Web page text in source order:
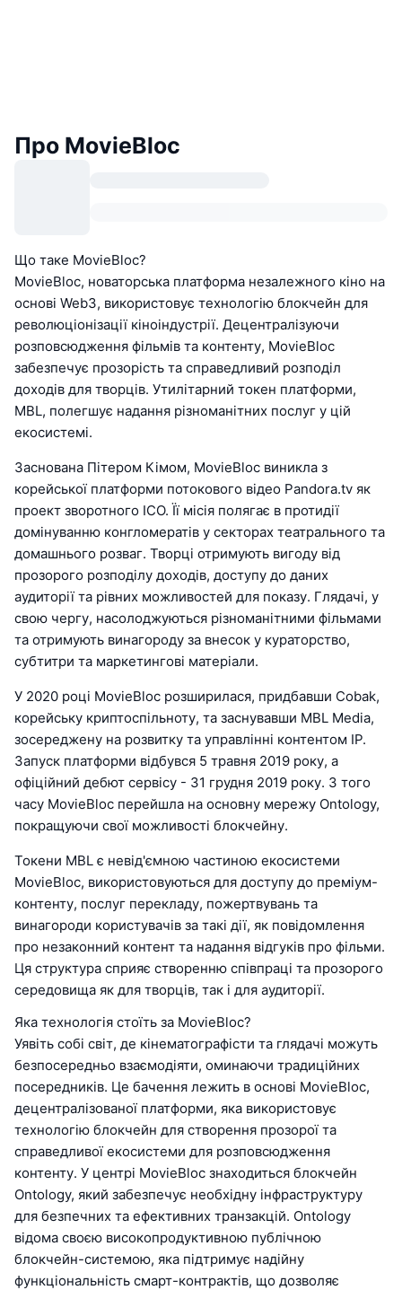
Про MovieBloc
Що таке MovieBloc?
MovieBloc, новаторська платформа незалежного кіно на
основі Web3, використовує технологію блокчейн для
революціонізації кіноіндустрії. Децентралізуючи
розповсюдження фільмів та контенту, MovieBloc
забезпечує прозорість та справедливий розподіл
доходів для творців. Утилітарний токен платформи,
MBL, полегшує надання різноманітних послуг у цій
екосистемі.
Заснована Пітером Кімом, MovieBloc виникла з
корейської платформи потокового відео Pandora.tv як
проект зворотного ICO. Її місія полягає в протидії
домінуванню конгломератів у секторах театрального та
домашнього розваг. Творці отримують вигоду від
прозорого розподілу доходів, доступу до даних
аудиторії та рівних можливостей для показу. Глядачі, у
свою чергу, насолоджуються різноманітними фільмами
та отримують винагороду за внесок у кураторство,
субтитри та маркетингові матеріали.
У 2020 році MovieBloc розширилася, придбавши Cobak,
корейську криптоспільноту, та заснувавши MBL Media,
зосереджену на розвитку та управлінні контентом IP.
Запуск платформи відбувся 5 травня 2019 року, а
офіційний дебют сервісу - 31 грудня 2019 року. З того
часу MovieBloc перейшла на основну мережу Ontology,
покращуючи свої можливості блокчейну.
Токени MBL є невід'ємною частиною екосистеми
MovieBloc, використовуються для доступу до преміум-
контенту, послуг перекладу, пожертвувань та
винагороди користувачів за такі дії, як повідомлення
про незаконний контент та надання відгуків про фільми.
Ця структура сприяє створенню співпраці та прозорого
середовища як для творців, так і для аудиторії.
Яка технологія стоїть за MovieBloc?
Уявіть собі світ, де кінематографісти та глядачі можуть
безпосередньо взаємодіяти, оминаючи традиційних
посередників. Це бачення лежить в основі MovieBloc,
децентралізованої платформи, яка використовує
технологію блокчейн для створення прозорої та
справедливої екосистеми для розповсюдження
контенту. У центрі MovieBloc знаходиться блокчейн
Ontology, який забезпечує необхідну інфраструктуру
для безпечних та ефективних транзакцій. Ontology
відома своєю високопродуктивною публічною
блокчейн-системою, яка підтримує надійну
функціональність смарт-контрактів, що дозволяє